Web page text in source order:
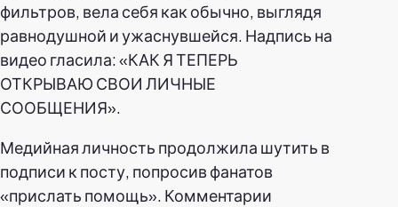
фильтров, вела себя как обычно, выглядя
равнодушной и ужаснувшейся. Надпись на
видео гласила: «КАК Я ТЕПЕРЬ
ОТКРЫВАЮ СВОИ ЛИЧНЫЕ
СООБЩЕНИЯ».
Медийная личность продолжила шутить в
подписи к посту, попросив фанатов
«прислать помощь». Комментарии